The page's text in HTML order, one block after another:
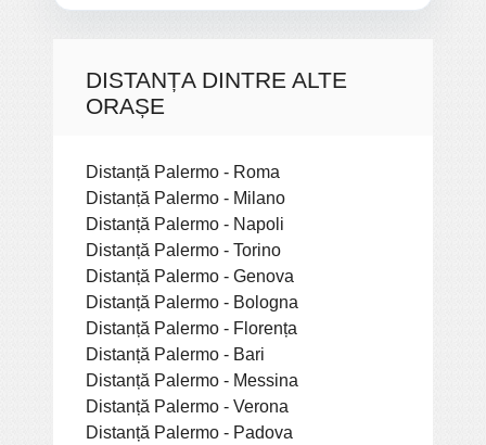
DISTANȚA DINTRE ALTE
ORAȘE
Distanță Palermo - Roma
Distanță Palermo - Milano
Distanță Palermo - Napoli
Distanță Palermo - Torino
Distanță Palermo - Genova
Distanță Palermo - Bologna
Distanță Palermo - Florența
Distanță Palermo - Bari
Distanță Palermo - Messina
Distanță Palermo - Verona
Distanță Palermo - Padova